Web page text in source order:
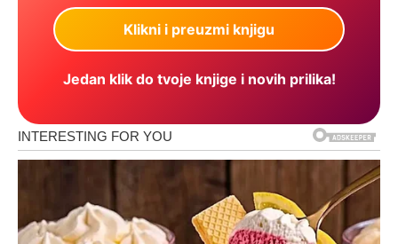
Jedan klik do tvoje knjige i novih prilika!